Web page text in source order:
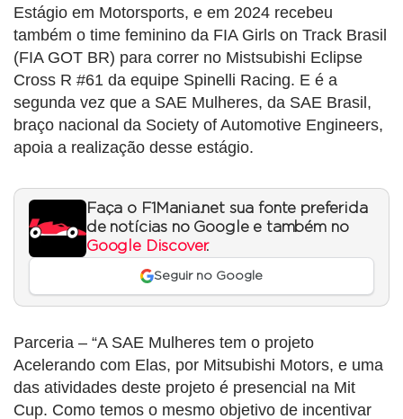
Estágio em Motorsports, e em 2024 recebeu
também o time feminino da FIA Girls on Track Brasil
(FIA GOT BR) para correr no Mistsubishi Eclipse
Cross R #61 da equipe Spinelli Racing. E é a
segunda vez que a SAE Mulheres, da SAE Brasil,
braço nacional da Society of Automotive Engineers,
apoia a realização desse estágio.
Faça o F1Mania.net sua fonte preferida
de notícias no Google e também no
Google Discover.
Seguir no Google
Parceria – “A SAE Mulheres tem o projeto
Acelerando com Elas, por Mitsubishi Motors, e uma
das atividades deste projeto é presencial na Mit
Cup. Como temos o mesmo objetivo de incentivar